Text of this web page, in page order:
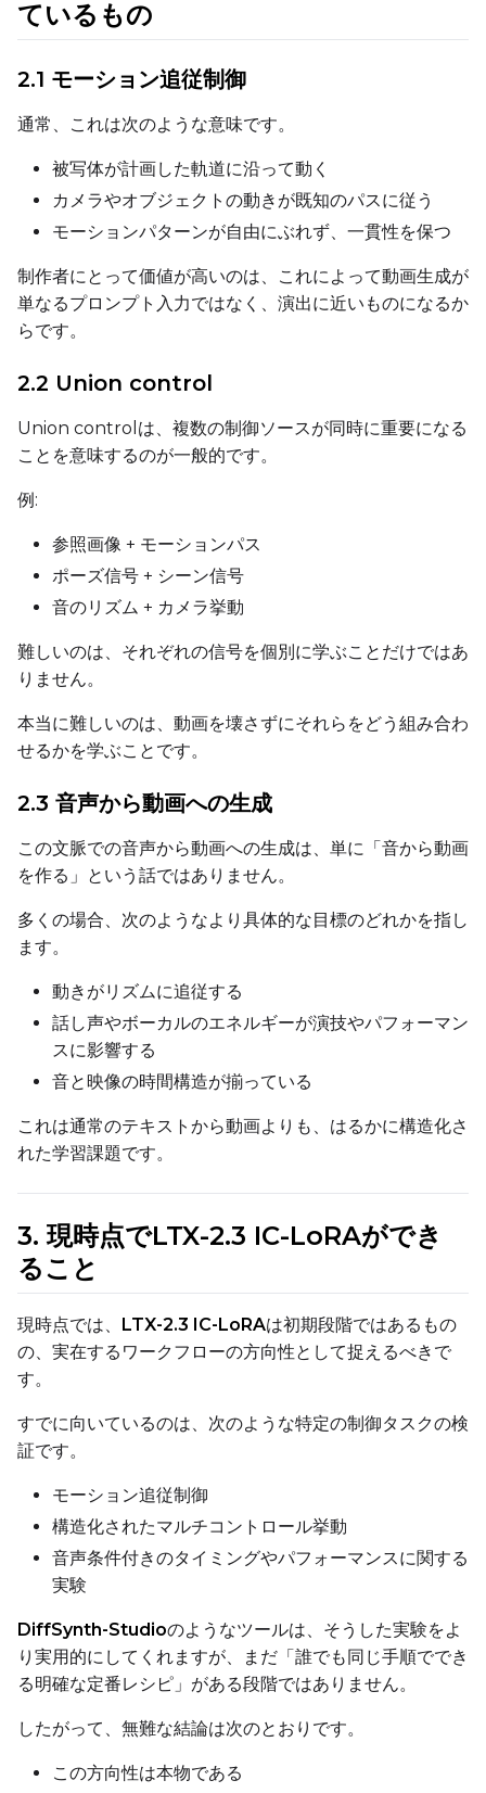
Upload a dataset
Dataset 1
Target Dataset
Settings
ToggleIs
Is Regularization
ToggleDo Audio
Do Audio
Toggle
Flipping
Resolutions
Toggle 512
512
Toggle768
768
SAMPLE
Sample Every
Sampler
FlowMatch
ているもの
2.1 モーション追従制御
通常、これは次のような意味です。
被写体が計画した軌道に沿って動く
カメラやオブジェクトの動きが既知のパスに従う
モーションパターンが自由にぶれず、一貫性を保つ
制作者にとって価値が高いのは、これによって動画生成が
単なるプロンプト入力ではなく、演出に近いものになるか
らです。
2.2 Union control
Union controlは、複数の制御ソースが同時に重要になる
ことを意味するのが一般的です。
例:
参照画像 + モーションパス
ポーズ信号 + シーン信号
音のリズム + カメラ挙動
難しいのは、それぞれの信号を個別に学ぶことだけではあ
りません。
本当に難しいのは、動画を壊さずにそれらをどう組み合わ
せるかを学ぶことです。
2.3 音声から動画への生成
この文脈での音声から動画への生成は、単に「音から動画
を作る」という話ではありません。
多くの場合、次のようなより具体的な目標のどれかを指し
ます。
動きがリズムに追従する
話し声やボーカルのエネルギーが演技やパフォーマン
スに影響する
音と映像の時間構造が揃っている
これは通常のテキストから動画よりも、はるかに構造化さ
れた学習課題です。
3. 現時点でLTX-2.3 IC-LoRAができ
ること
現時点では、 LTX-2.3 IC-LoRAは初期段階ではあるもの
の、実在するワークフローの方向性として捉えるべきで
す。
すでに向いているのは、次のような特定の制御タスクの検
証です。
モーション追従制御
構造化されたマルチコントロール挙動
音声条件付きのタイミングやパフォーマンスに関する
実験
DiffSynth-Studioのようなツールは、そうした実験をよ
り実用的にしてくれますが、まだ「誰でも同じ手順ででき
る明確な定番レシピ」がある段階ではありません。
したがって、無難な結論は次のとおりです。
この方向性は本物である